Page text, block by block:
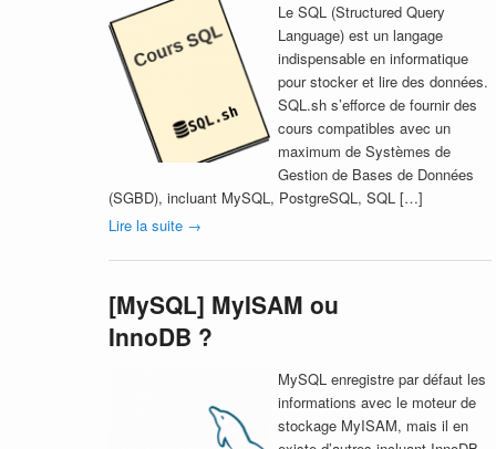
Le SQL (Structured Query
Language) est un langage
indispensable en informatique
pour stocker et lire des données.
SQL.sh s’efforce de fournir des
cours compatibles avec un
maximum de Systèmes de
Gestion de Bases de Données
(SGBD), incluant MySQL, PostgreSQL, SQL […]
Lire la suite →
[MySQL] MyISAM ou
InnoDB ?
MySQL enregistre par défaut les
informations avec le moteur de
stockage MyISAM, mais il en